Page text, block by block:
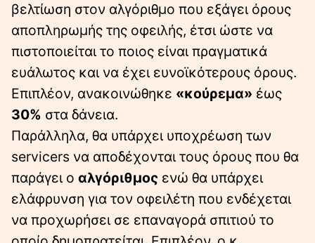
βελτίωση στον αλγόριθμο που εξάγει όρους
αποπληρωμής της οφειλής, έτσι ώστε να
πιστοποιείται το ποιος είναι πραγματικά
ευάλωτος και να έχει ευνοϊκότερους όρους.
Επιπλέον, ανακοινώθηκε «κούρεμα» έως
30% στα δάνεια.
Παράλληλα, θα υπάρχει υποχρέωση των
servicers να αποδέχονται τους όρους που θα
παράγει ο αλγόριθμος ενώ θα υπάρχει
ελάφρυνση για τον οφειλέτη που ενδέχεται
να προχωρήσει σε επαναγορά σπιτιού το